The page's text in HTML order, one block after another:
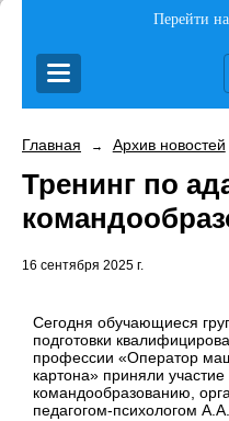
Перейти
Главная → Архив новостей
Тренинг по
16 сентября 2025 г.
Сегодня обучающиеся
подготовки
профессии «Оператор
картона» приняли
командообразованию,
педагогом-психологом